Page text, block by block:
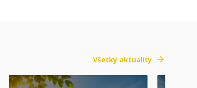
Všetky aktuality